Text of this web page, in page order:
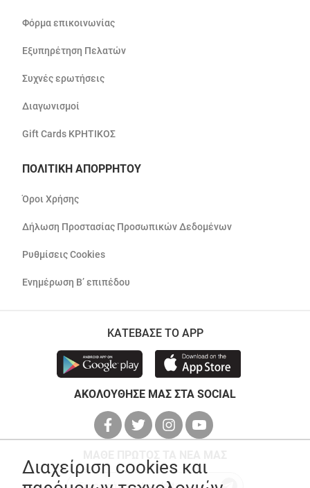
Φόρμα επικοινωνίας
Εξυπηρέτηση Πελατών
Συχνές ερωτήσεις
Διαγωνισμοί
Gift Cards ΚΡΗΤΙΚΟΣ
ΠΟΛΙΤΙΚΗ ΑΠΟΡΡΗΤΟΥ
Όροι Χρήσης
Δήλωση Προστασίας Προσωπικών Δεδομένων
Ρυθμίσεις Cookies
Ενημέρωση Β’ επιπέδου
ΚΑΤΕΒΑΣΕ ΤΟ APP
ΑΚΟΛΟΥΘΗΣΕ ΜΑΣ ΣΤΑ SOCIAL
Διαχείριση cookies και